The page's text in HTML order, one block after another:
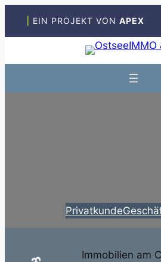
Inhalt
EIN PROJEKT VON APEX
Privatkunde
Immobilien am